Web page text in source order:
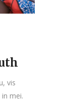
vis
mei.